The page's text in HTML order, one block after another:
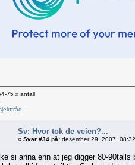
75 x antall
Sv: Hvor tok de veien?...
« Svar #34 på: desember 29, 2007,
si anna enn at jeg digger 80-90talls